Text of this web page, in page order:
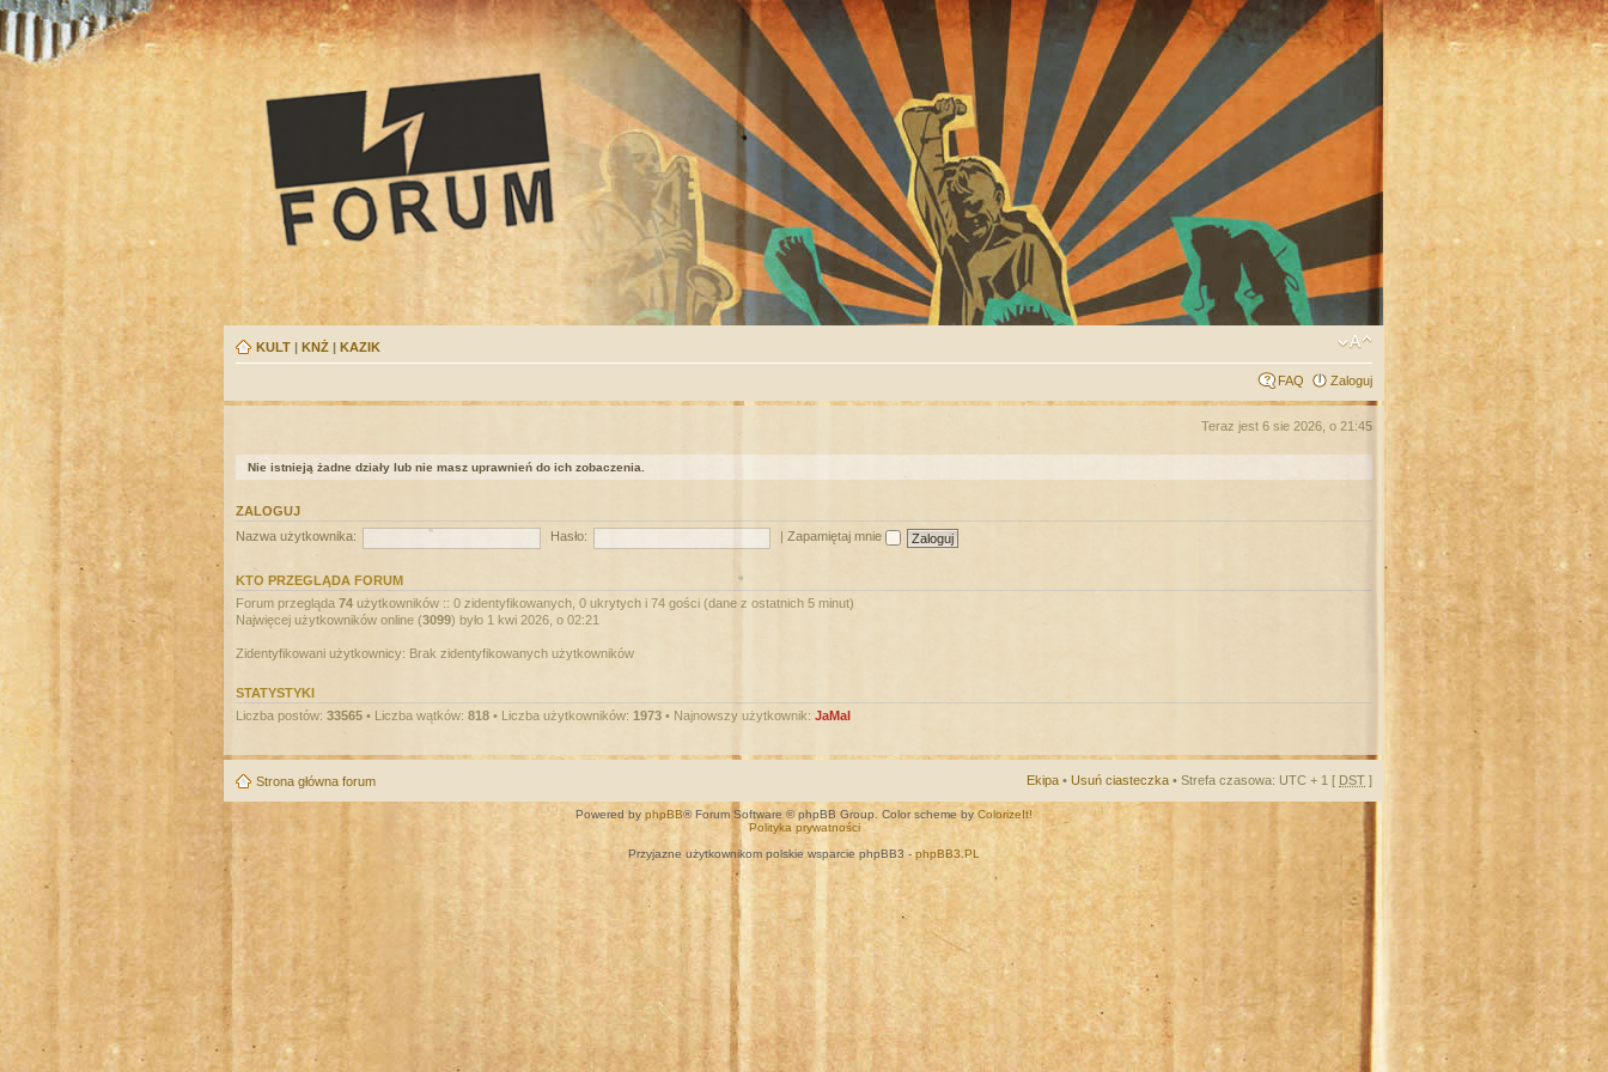
KULT | KNŻ | KAZIK
FAQ Zaloguj
Teraz jest 6 sie 2026, o 21:45
Nie istnieją żadne działy lub nie masz uprawnień do ich zobaczenia.
ZALOGUJ
Nazwa użytkownika:
Hasło: Zapamiętaj mnie
KTO PRZEGLĄDA FORUM
Forum przegląda 74 użytkowników :: 0 zidentyfikowanych, 0 ukrytych i 74 gości (dane z ostatnich 5 minut)
Najwięcej użytkowników online (3099) było 1 kwi 2026, o 02:21
Zidentyfikowani użytkownicy: Brak zidentyfikowanych użytkowników
STATYSTYKI
Liczba postów: 33565 • Liczba wątków: 818 • Liczba użytkowników: 1973 • Najnowszy użytkownik: JaMal
Strona główna forum Ekipa • Usuń ciasteczka • Strefa czasowa: UTC + 1 [ DST ]
Powered by phpBB® Forum Software © phpBB Group. Color scheme by ColorizeIt!
Polityka prywatności
Przyjazne użytkownikom polskie wsparcie phpBB3 - phpBB3.PL